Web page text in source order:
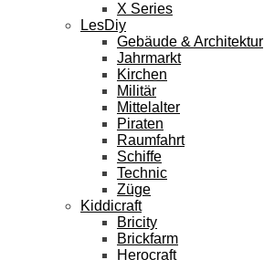
X Series
LesDiy
Gebäude & Architektur
Jahrmarkt
Kirchen
Militär
Mittelalter
Piraten
Raumfahrt
Schiffe
Technic
Züge
Kiddicraft
Bricity
Brickfarm
Herocraft